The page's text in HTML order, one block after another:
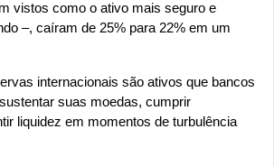
vistos como o ativo mais seguro e
–, caíram de 25% para 22% em um
internacionais são ativos que bancos
suas moedas, cumprir
liquidez em momentos de turbulência